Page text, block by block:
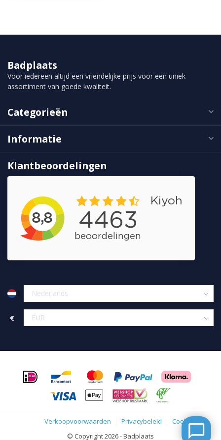
Badplaats
Voor iedereen altijd een vriendelijke prijs voor een uniek
assortiment van goede kwaliteit.
Categorieën
Informatie
Klantbeoordelingen
€
Verkoopvoorwaarden Privacybeleid
Cookies
© Copyright 2026 - Badplaats